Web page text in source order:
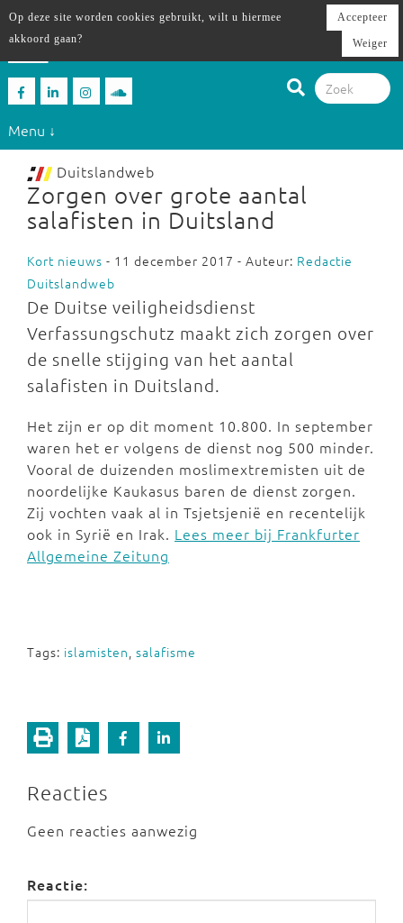
Menu ↓
Duitslandweb
Zorgen over grote aantal
salafisten in Duitsland
Kort nieuws - 11 december 2017 - Auteur: Redactie
Duitslandweb
De Duitse veiligheidsdienst
Verfassungschutz maakt zich zorgen over
de snelle stijging van het aantal
salafisten in Duitsland.
Het zijn er op dit moment 10.800. In september
waren het er volgens de dienst nog 500 minder.
Vooral de duizenden moslimextremisten uit de
noordelijke Kaukasus baren de dienst zorgen.
Zij vochten vaak al in Tsjetsjenië en recentelijk
ook in Syrië en Irak. Lees meer bij Frankfurter
Allgemeine Zeitung
Tags: islamisten, salafisme
Reacties
Geen reacties aanwezig
Reactie:
Op deze site worden cookies gebruikt, wilt u hiermee
akkoord gaan?
Accepteer
Weiger